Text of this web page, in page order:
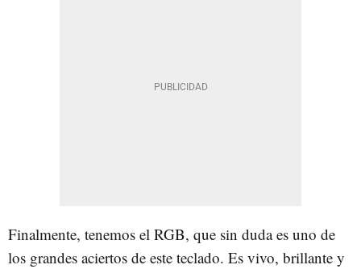
Finalmente, tenemos el RGB, que sin duda es uno de
los grandes aciertos de este teclado. Es vivo, brillante y